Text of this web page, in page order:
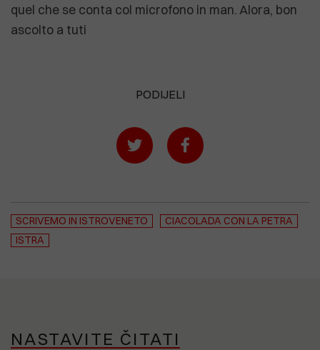
quel che se conta col microfono in man. Alora, bon
ascolto a tuti
PODIJELI
SCRIVEMO IN ISTROVENETO
CIACOLADA CON LA PETRA
ISTRA
NASTAVITE ČITATI